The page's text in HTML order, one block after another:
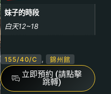
妹子的時段
白天12~18
155/40/C , 錦州館
立即預約 (請點擊
跳轉)